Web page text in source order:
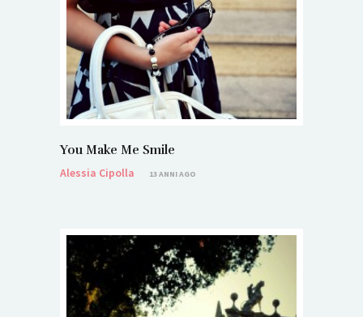
You Make Me Smile
Alessia Cipolla
13 ANNI AGO